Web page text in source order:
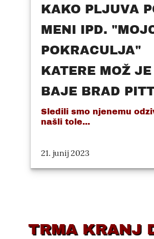
KAKO PLJUVA
MENI IPD.
POKRACULJA"
KATERE MOŽ JE
BAJE BRAD
Sledili smo njenemu
našli tole...
21. junij 2023
TRMA KRANJ